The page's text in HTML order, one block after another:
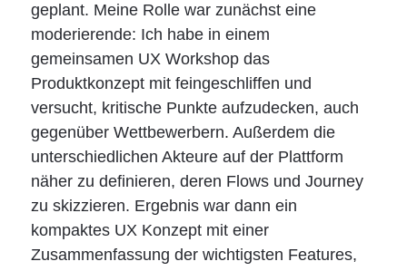
geplant. Meine Rolle war zunächst eine
moderierende: Ich habe in einem
gemeinsamen UX Workshop das
Produktkonzept mit feingeschliffen und
versucht, kritische Punkte aufzudecken, auch
gegenüber Wettbewerbern. Außerdem die
unterschiedlichen Akteure auf der Plattform
näher zu definieren, deren Flows und Journey
zu skizzieren. Ergebnis war dann ein
kompaktes UX Konzept mit einer
Zusammenfassung der wichtigsten Features,